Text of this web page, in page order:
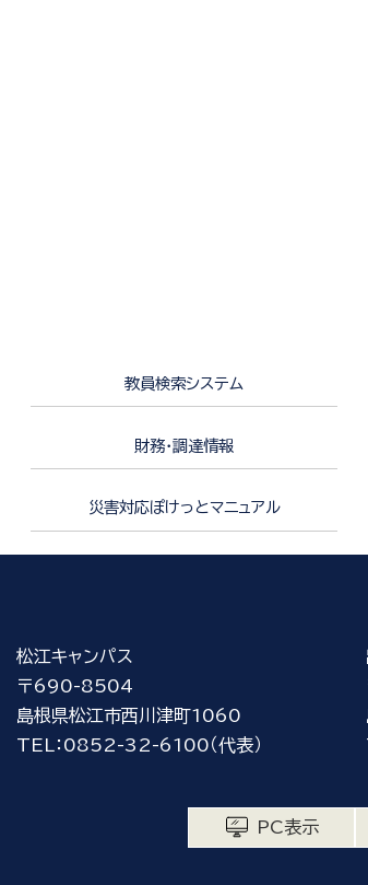
教員検索システム
財務・調達情報
災害対応ぽけっとマニュアル
松江キャンパス
〒690-8504
島根県松江市西川津町1060
TEL：0852-32-6100（代表）
PC表示